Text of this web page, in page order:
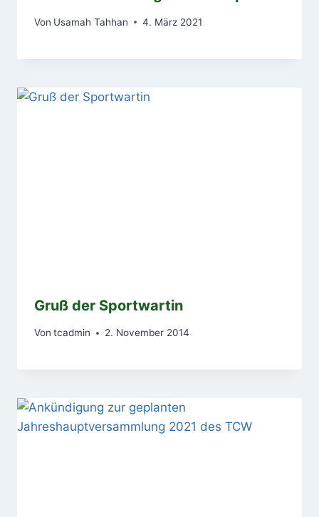
Von Usamah Tahhan 4. März 2021
Gruß der Sportwartin
Von tcadmin 2. November 2014